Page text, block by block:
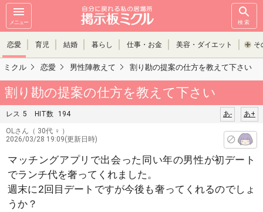
メニュー 検索
恋愛 育児 結婚 暮らし 仕事・お金 美容・ダイエット そ
ミクル 恋愛 男性陣教えて 割り勘の提案の仕方を教えて下さい
割り勘の提案の仕方を教えて下さい
レス 5 HIT数 194 あ+
あ-
OLさん （ 30代 ♀ ）
2026/03/28 19:09(更新日時)
マッチングアプリで出会った同い年の男性が初デート
でランチ代を奢ってくれました。
週末に2回目デートですが今後も奢ってくれるのでしょ
うか？